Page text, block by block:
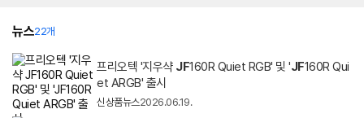
뉴스22개
프리오텍 '지우샥 JF160R Quiet RGB' 및 'JF160R Qui
et ARGB' 출시
신상품뉴스2026.06.19.